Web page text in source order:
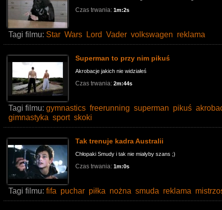
Czas trwania: 1m:2s
Tagi filmu: Star Wars Lord Vader volkswagen reklama
Superman to przy nim pikuś
Akrobacje jakich nie widziałeś
Czas trwania: 2m:44s
Tagi filmu: gymnastics freerunning superman pikuś
gimnastyka sport skoki
Tak trenuje kadra Australii
Chłopaki Smudy i tak nie miałyby szans ;)
Czas trwania: 1m:0s
Tagi filmu: fifa puchar piłka nożna smuda reklama